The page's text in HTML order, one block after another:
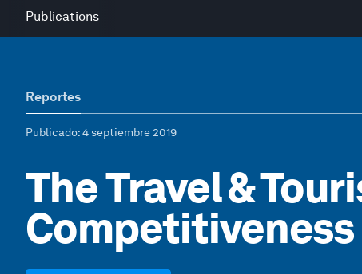
Publications
Reportes
Publicado: 4 septiembre 2019
The Travel &
Competitiveness